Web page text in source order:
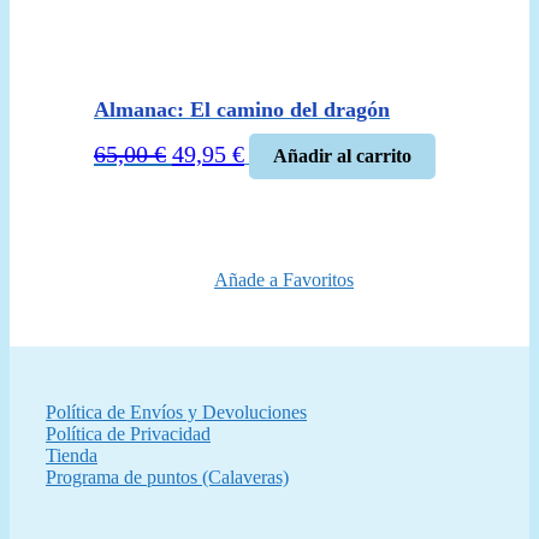
Almanac: El camino del dragón
65,00€ El
49,95 €El
precio
Añadir al carrito
Añade a Favoritos
Política de Envíos y Devoluciones
Política de Privacidad
Tienda
Programa de puntos (Calaveras)